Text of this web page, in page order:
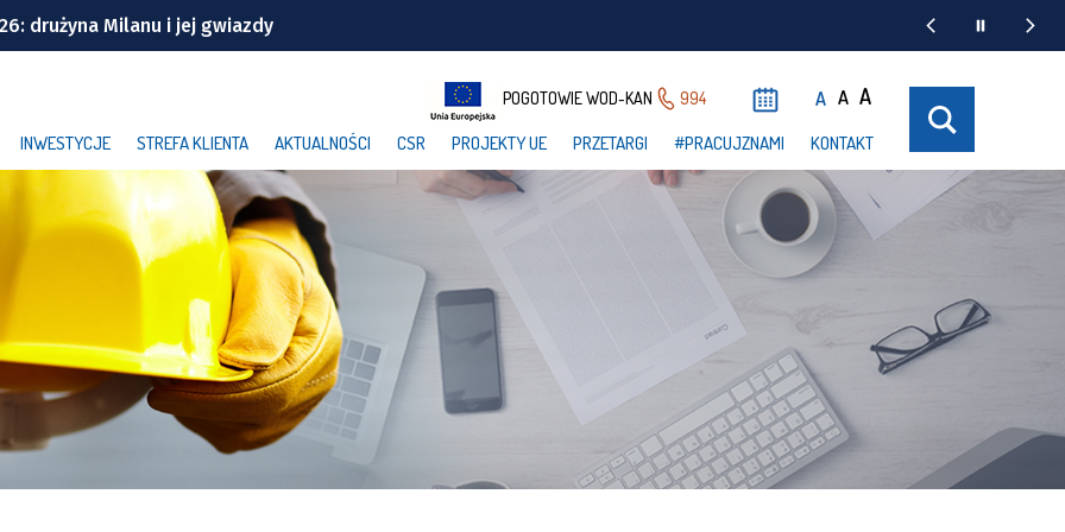
drużyna Milanu i jej gwiazdy
To będzie duża metamorfoza
z Wrocławia
POGOTOWIE WOD-KAN 994 A A A
INWESTYCJE STREFA KLIENTA AKTUALNOŚCI CSR PROJEKTY UE PRZETARGI #PRACUJZNAMI KONTAKT